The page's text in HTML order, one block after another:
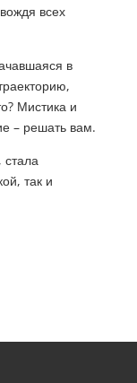
всех
в
Мистика и
– решать вам.
стала
так и